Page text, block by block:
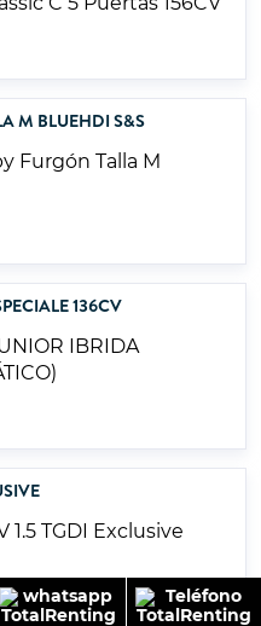
M BLUEHDI S&S
136CV